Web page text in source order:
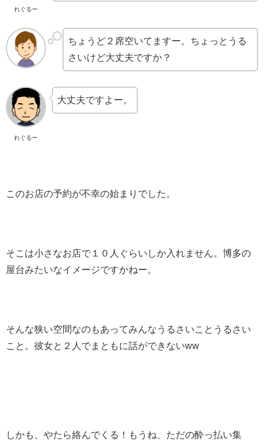
れぐるー
ちょうど２席空いてますー。ちょっとうる
さいけど大丈夫ですか？
れぐるー
大丈夫ですよー。
このお店の予約が不幸の始まりでした。
そこは小さなお店で１０人ぐらいしか入れません。博多の
屋台みたいなイメージですかねー。
そんな狭い空間なのもあってみんなうるさいことうるさい
こと。彼女と２人でまともに話ができないww
しかも、やたら絡んでくる！もうね、ただの酔っ払い集